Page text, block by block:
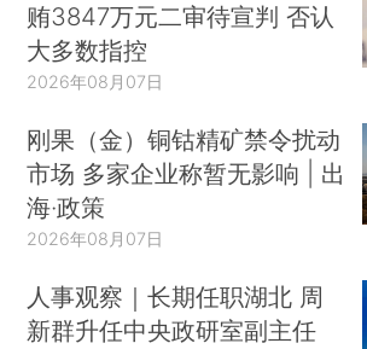
贿3847万元二审待宣判 否认
大多数指控
2026年08月07日
刚果（金）铜钴精矿禁令扰动
市场 多家企业称暂无影响 | 出
海·政策
2026年08月07日
人事观察｜长期任职湖北 周
新群升任中央政研室副主任